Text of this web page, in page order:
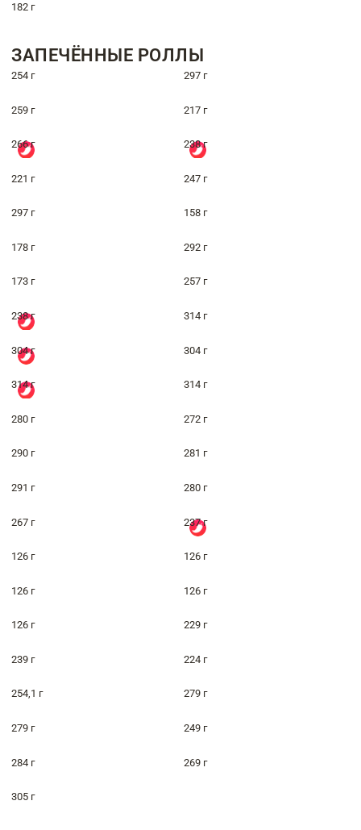
182 г
ЗАПЕЧЁННЫЕ РОЛЛЫ
254 г 297 г
259 г 217 г
266 г 238 г
221 г 247 г
297 г 158 г
178 г 292 г
173 г 257 г
238 г 314 г
304 г 304 г
314 г 314 г
280 г 272 г
290 г 281 г
291 г 280 г
267 г 237 г
126 г 126 г
126 г 126 г
126 г 229 г
239 г 224 г
254,1 г 279 г
279 г 249 г
284 г 269 г
305 г